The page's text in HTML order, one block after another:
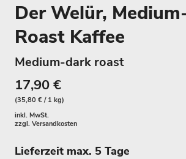
Der Welür,
Roast Kaffee
Medium-dark roast
17,90 €
(35,80 € / 1 kg)
inkl. MwSt.
zzgl. Versandkosten
Lieferzeit max. 5 Tage